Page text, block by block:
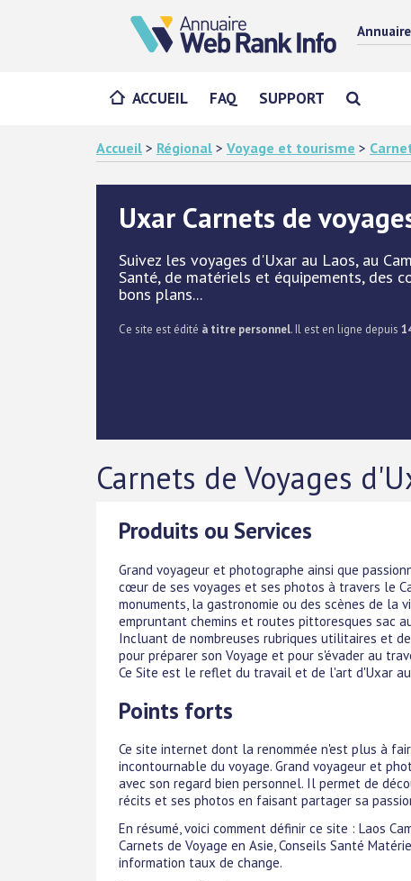
ACCUEIL FAQ SUPPORT
Accueil > Régional > Voyage et tourisme >
Uxar Carnets de
Suivez les voyages d'Uxar au Laos, au
Santé, de matériels et équipements, des
bons plans...
Ce site est édité à titre personnel. Il est en ligne depuis
Carnets de Voyages
Produits ou Services
Grand voyageur et photographe ainsi que
cœur de ses voyages et ses photos à travers le
monuments, la gastronomie ou des scènes de la
empruntant chemins et routes pittoresques sac
Incluant de nombreuses rubriques utilitaires et
pour préparer son Voyage et pour s'évader au
Ce Site est le reflet du travail et de l'art d'Uxar
Points forts
Ce site internet dont la renommée n'est plus à
incontournable du voyage. Grand voyageur et
avec son regard bien personnel. Il permet de
récits et ses photos en faisant partager sa
En résumé, voici comment définir ce site : Laos
Carnets de Voyage en Asie, Conseils Santé
information taux de change.